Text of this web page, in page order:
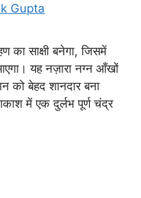
Gupta
का साक्षी बनेगा, जिसमें
यह नज़ारा नग्न आँखों
बेहद शानदार बना
में एक दुर्लभ पूर्ण चंद्र